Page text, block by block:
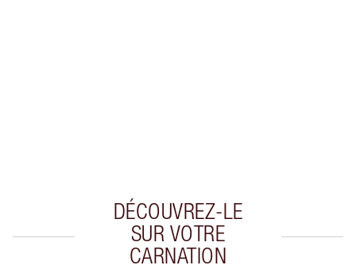
DÉCOUVREZ-LE
SUR VOTRE
CARNATION